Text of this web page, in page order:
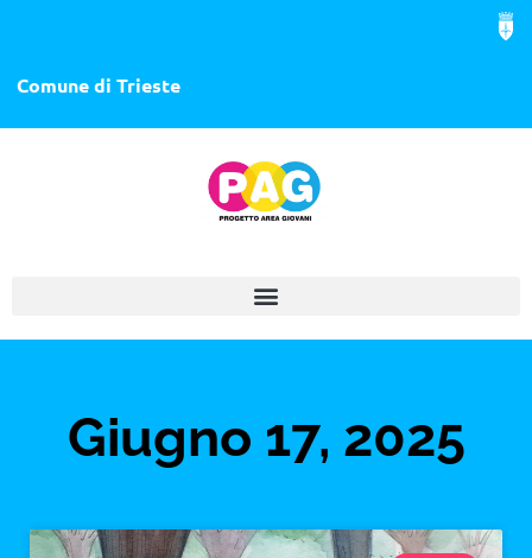
Comune di Trieste
Giugno 17, 2025